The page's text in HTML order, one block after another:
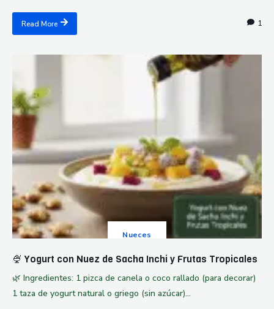
Read More 1
Nueces
🍨 Yogurt con Nuez de Sacha Inchi y Frutas Tropicales
🌿 Ingredientes: 1 pizca de canela o coco rallado (para decorar)
1 taza de yogurt natural o griego (sin azúcar)...